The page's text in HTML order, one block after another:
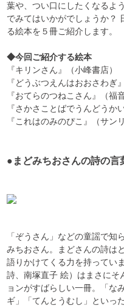
葉や、つい口にしたくなるよ
でみてはいかがでしょうか？
る絵本を５冊ご紹介します。
◆今回ご紹介する絵本
『キリンさん』（小峰書店）
『どうぶつえんはおおさわぎ
『おてらのつねこさん』（福
『さかさことばでうんどうか
『これはのみのぴこ』（サン
●まどみちおさんの詩の言
「ぞうさん」などの童謡で
みちおさん。まどさんの詩は
語りかけてくる力を持ってい
詩、南塚直子 絵）はまさにそ
ョンがすばらしい一冊。「な
ギ」「てんとうむし」といっ